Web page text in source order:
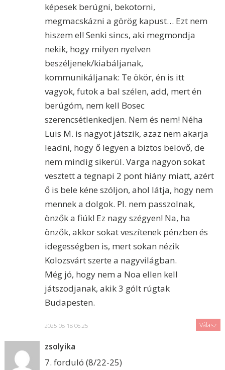
képesek berúgni, bekotorni,
megmacskázni a görög kapust… Ezt nem
hiszem el! Senki sincs, aki megmondja
nekik, hogy milyen nyelven
beszéljenek/kiabáljanak,
kommunikáljanak: Te ökör, én is itt
vagyok, futok a bal szélen, add, mert én
berúgóm, nem kell Bosec
szerencsétlenkedjen. Nem és nem! Néha
Luis M. is nagyot játszik, azaz nem akarja
leadni, hogy ő legyen a biztos belövő, de
nem mindig sikerül. Varga nagyon sokat
vesztett a tegnapi 2 pont hiány miatt, azért
ő is bele kéne szóljon, ahol látja, hogy nem
mennek a dolgok. Pl. nem passzolnak,
önzők a fiúk! Ez nagy szégyen! Na, ha
önzők, akkor sokat veszítenek pénzben és
idegességben is, mert sokan nézik
Kolozsvárt szerte a nagyvilágban.
Még jó, hogy nem a Noa ellen kell
játszodjanak, akik 3 gólt rúgtak
Budapesten.
2025-08-18 06:25 Válasz
zsolyika
7. forduló (8/22-25)